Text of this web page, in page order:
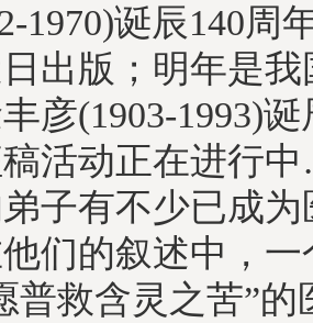
1970)诞辰140周
出版；明年是
彦(1903-1993)
稿活动正在进
子有不少已成
们的叙述中，
普救含灵之苦”